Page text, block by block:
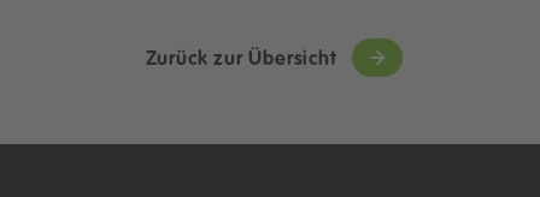
Zurück zur Übersicht